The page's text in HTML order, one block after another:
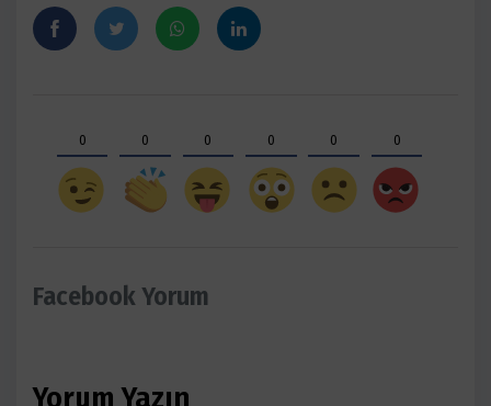
0 0 0 0 0 0
Facebook Yorum
Yorum Yazın